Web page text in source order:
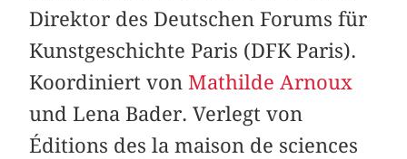
Direktor des Deutschen Forums für
Kunstgeschichte Paris (DFK Paris).
Koordiniert vonMathilde Arnoux
und Lena Bader. Verlegt von
Éditions des la maison de sciences